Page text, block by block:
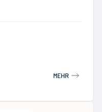
MEHR